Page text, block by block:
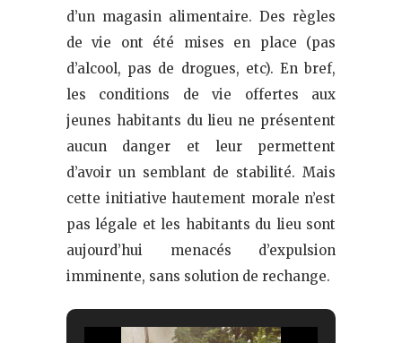
d’un magasin alimentaire. Des règles
de vie ont été mises en place (pas
d’alcool, pas de drogues, etc). En bref,
les conditions de vie offertes aux
jeunes habitants du lieu ne présentent
aucun danger et leur permettent
d’avoir un semblant de stabilité. Mais
cette initiative hautement morale n’est
pas légale et les habitants du lieu sont
aujourd’hui menacés d’expulsion
imminente, sans solution de rechange.